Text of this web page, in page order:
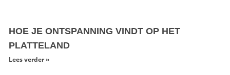
HOE JE ONTSPANNING VINDT OP HET
PLATTELAND
Lees verder »